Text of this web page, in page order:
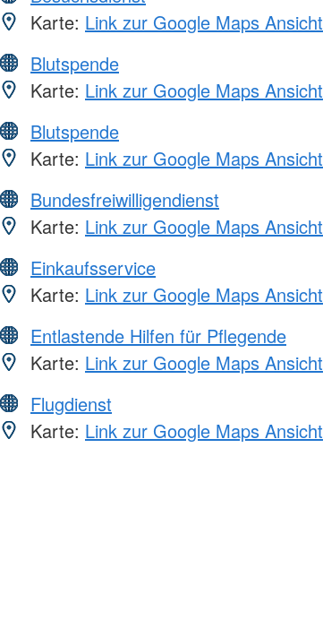
Karte: Link zur Google Maps Ansicht
Blutspende
Karte: Link zur Google Maps Ansicht
Blutspende
Karte: Link zur Google Maps Ansicht
Bundesfreiwilligendienst
Karte: Link zur Google Maps Ansicht
Einkaufsservice
Karte: Link zur Google Maps Ansicht
Entlastende Hilfen für Pflegende
Karte: Link zur Google Maps Ansicht
Flugdienst
Karte: Link zur Google Maps Ansicht